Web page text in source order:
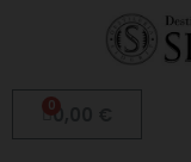
0,00 €